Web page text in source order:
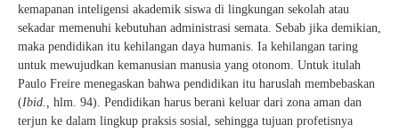
kemapanan inteligensi akademik siswa di lingkungan sekolah atau
sekadar memenuhi kebutuhan administrasi semata. Sebab jika demikian,
maka pendidikan itu kehilangan daya humanis. Ia kehilangan taring
untuk mewujudkan kemanusian manusia yang otonom. Untuk itulah
Paulo Freire menegaskan bahwa pendidikan itu haruslah membebaskan
(Ibid., hlm. 94). Pendidikan harus berani keluar dari zona aman dan
terjun ke dalam lingkup praksis sosial, sehingga tujuan profetisnya